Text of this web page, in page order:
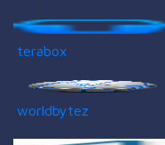
terabox
worldbytez